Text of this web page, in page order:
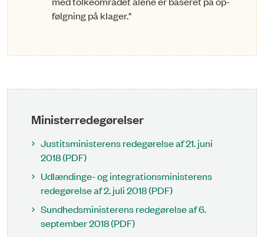
følgning på klager."
Ministerredegørelser
Justitsministerens redegørelse af 21. juni
2018 (PDF)
Udlændinge- og integrationsministerens
redegørelse af 2. juli 2018 (PDF)
Sundhedsministerens redegørelse af 6.
september 2018 (PDF)